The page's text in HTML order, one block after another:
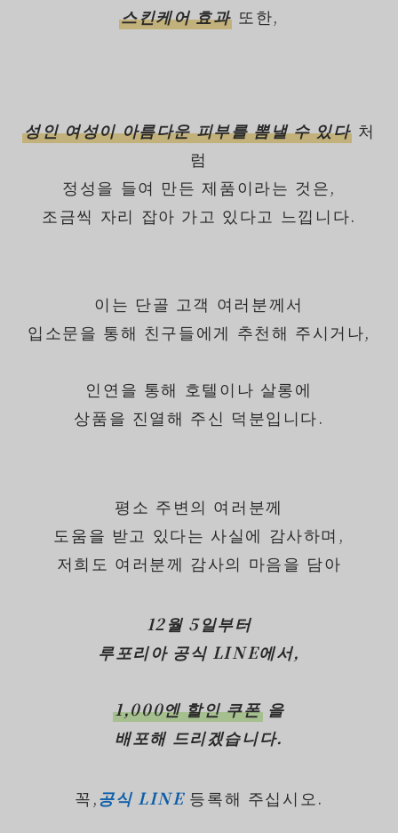
스킨케어 효과 또한,
성인 여성이 아름다운 피부를 뽐낼 수 있다 처
럼
정성을 들여 만든 제품이라는 것은,
조금씩 자리 잡아 가고 있다고 느낍니다.
이는 단골 고객 여러분께서
입소문을 통해 친구들에게 추천해 주시거나,
인연을 통해 호텔이나 살롱에
상품을 진열해 주신 덕분입니다.
평소 주변의 여러분께
도움을 받고 있다는 사실에 감사하며,
저희도 여러분께 감사의 마음을 담아
12월 5일부터
루포리아 공식 LINE에서,
1,000엔 할인 쿠폰을
배포해 드리겠습니다.
꼭,공식 LINE 등록해 주십시오.